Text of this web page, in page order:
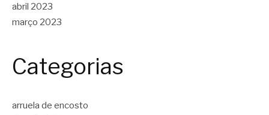
abril 2023
março 2023
Categorias
arruela de encosto